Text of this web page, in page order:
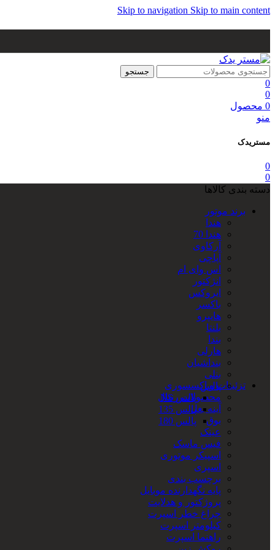
Skip to navigation Skip to main content
جستجو
0
0
0 محصول
منو
مستریدک
0
0
دسته بندی کالاها
برند موتور
هندا
هندا 70
آرکاوی
آپاچی
اس وای ام
انژکتور
ایروکس
باکسر
هایپرو
بلنتا
بندا
هارلی
بنداشیان
بنلی
پالس
پالس NS
پالس 135
پالس 180
تزئینات و اکسسوری
محصولات رنتال
آینه بغل
بوق
عینک
فیس ماسک
اسپیکر موتوری
اسپری
برچسب بندی
پایه نگهدارنده موبایل
پروژکتور و هدلایت
چراغ خطر اسپرت
کیلومتر اسپرت
راهنما اسپرت